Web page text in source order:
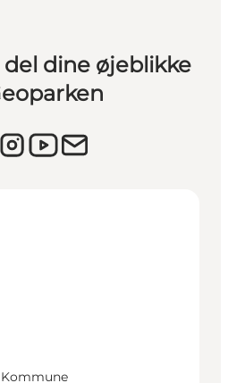
dine øjeblikke